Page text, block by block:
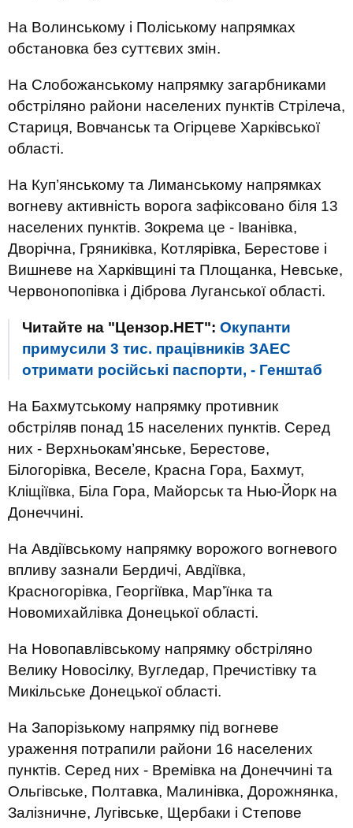
На Волинському і Поліському напрямках
обстановка без суттєвих змін.
На Слобожанському напрямку загарбниками
обстріляно райони населених пунктів Стрілеча,
Стариця, Вовчанськ та Огірцеве Харківської
області.
На Куп’янському та Лиманському напрямках
вогневу активність ворога зафіксовано біля 13
населених пунктів. Зокрема це - Іванівка,
Дворічна, Гряниківка, Котлярівка, Берестове і
Вишневе на Харківщині та Площанка, Невське,
Червонопопівка і Діброва Луганської області.
Читайте на "Цензор.НЕТ": Окупанти
примусили 3 тис. працівників ЗАЕС
отримати російські паспорти, - Генштаб
На Бахмутському напрямку противник
обстріляв понад 15 населених пунктів. Серед
них - Верхньокам’янське, Берестове,
Білогорівка, Веселе, Красна Гора, Бахмут,
Кліщіївка, Біла Гора, Майорськ та Нью-Йорк на
Донеччині.
На Авдіївському напрямку ворожого вогневого
впливу зазнали Бердичі, Авдіївка,
Красногорівка, Георгіївка, Мар’їнка та
Новомихайлівка Донецької області.
На Новопавлівському напрямку обстріляно
Велику Новосілку, Вугледар, Пречистівку та
Микільське Донецької області.
На Запорізькому напрямку під вогневе
ураження потрапили райони 16 населених
пунктів. Серед них - Времівка на Донеччині та
Ольгівське, Полтавка, Малинівка, Дорожнянка,
Залізничне, Лугівське, Щербаки і Степове